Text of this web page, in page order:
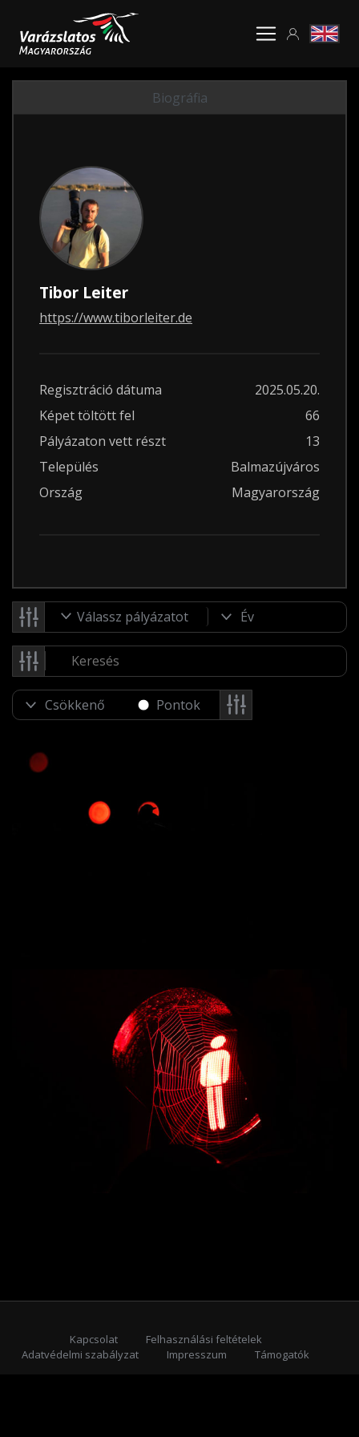
Biográfia
Tibor Leiter
https://www.tiborleiter.de
Regisztráció dátuma
2025.05.20.
Képet töltött fel
66
Pályázaton vett részt
13
Település
Balmazújváros
Ország
Magyarország
Válassz pályázatot
Pontok
Kapcsolat
Felhasználási feltételek
Adatvédelmi szabályzat
Impresszum
Támogatók